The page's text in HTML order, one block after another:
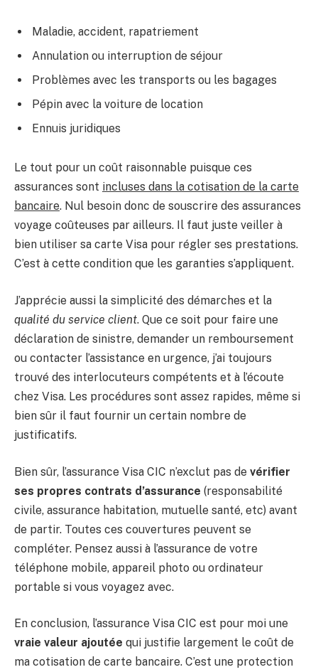
Maladie, accident, rapatriement
Annulation ou interruption de séjour
Problèmes avec les transports ou les bagages
Pépin avec la voiture de location
Ennuis juridiques
Le tout pour un coût raisonnable puisque ces
assurances sont incluses dans la cotisation de la carte
bancaire. Nul besoin donc de souscrire des assurances
voyage coûteuses par ailleurs. Il faut juste veiller à
bien utiliser sa carte Visa pour régler ses prestations.
C’est à cette condition que les garanties s’appliquent.
J’apprécie aussi la simplicité des démarches et la
qualité du service client. Que ce soit pour faire une
déclaration de sinistre, demander un remboursement
ou contacter l’assistance en urgence, j’ai toujours
trouvé des interlocuteurs compétents et à l’écoute
chez Visa. Les procédures sont assez rapides, même si
bien sûr il faut fournir un certain nombre de
justificatifs.
Bien sûr, l’assurance Visa CIC n’exclut pas de vérifier
ses propres contrats d’assurance (responsabilité
civile, assurance habitation, mutuelle santé, etc) avant
de partir. Toutes ces couvertures peuvent se
compléter. Pensez aussi à l’assurance de votre
téléphone mobile, appareil photo ou ordinateur
portable si vous voyagez avec.
En conclusion, l’assurance Visa CIC est pour moi une
vraie valeur ajoutée qui justifie largement le coût de
ma cotisation de carte bancaire. C’est une protection